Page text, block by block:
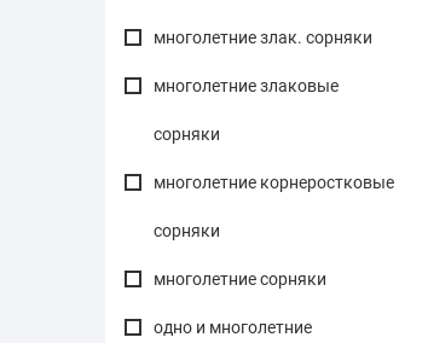
многолетние злак. сорняки
многолетние злаковые
сорняки
многолетние корнеростковые
сорняки
многолетние сорняки
одно и многолетние